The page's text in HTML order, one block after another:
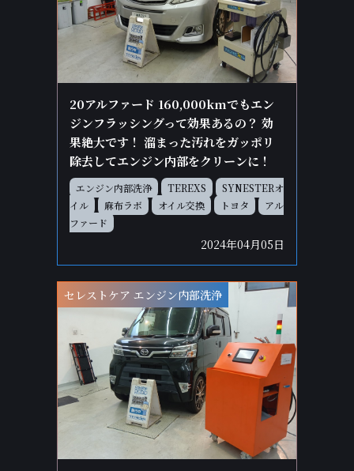
20アルファード 160,000kmでもエン
ジンフラッシングって効果あるの？ 効
果絶大です！ 溜まった汚れをガッポリ
除去してエンジン内部をクリーンに！
エンジン内部洗浄 TEREXS
SYNESTERオ
イル
麻布ラボ オイル交換 トヨタ
アル
ファード
2024年04月05日
セレストケア エンジン内部洗浄